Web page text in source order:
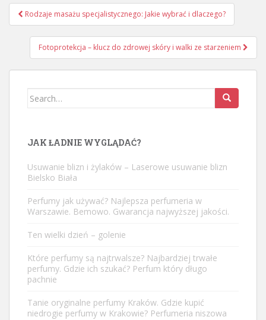
Nawigacja
wpisu
Rodzaje masażu specjalistycznego: Jakie wybrać i dlaczego?
Fotoprotekcja – klucz do zdrowej skóry i walki ze starzeniem
Search
JAK ŁADNIE WYGLĄDAĆ?
Usuwanie blizn i żylaków – Laserowe usuwanie blizn
Bielsko Biała
Perfumy jak używać? Najlepsza perfumeria w
Warszawie. Bemowo. Gwarancja najwyższej jakości.
Ten wielki dzień – golenie
Które perfumy są najtrwalsze? Najbardziej trwałe
perfumy. Gdzie ich szukać? Perfum który długo
pachnie
Tanie oryginalne perfumy Kraków. Gdzie kupić
niedrogie perfumy w Krakowie? Perfumeria niszowa